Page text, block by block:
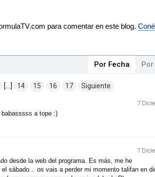
para comentar en este blog.
Por Fecha
[...] 14 15 16 17 Siguiente
7
a tope :)
7
desde la web del programa. Es más, me he
sábado... os vais a perder mi momento talifan en